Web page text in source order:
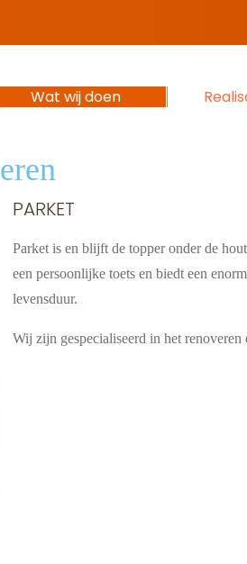
Wat wij doen
eren
PARKET
Parket is en blijft de topper onder de
een persoonlijke toets en biedt een
levensduur.
Wij zijn gespecialiseerd in het